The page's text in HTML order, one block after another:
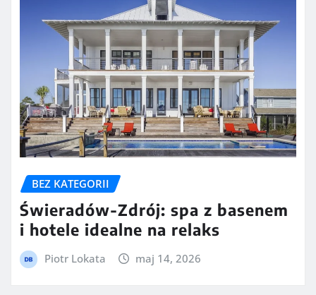
BEZ KATEGORII
Świeradów-Zdrój: spa z basenem
i hotele idealne na relaks
Piotr Lokata maj 14, 2026